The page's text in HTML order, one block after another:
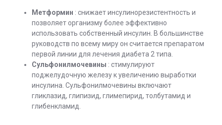
Метформин : снижает инсулинорезистентность и
позволяет организму более эффективно
использовать собственный инсулин. В большинстве
руководств по всему миру он считается препаратом
первой линии для лечения диабета 2 типа.
Сульфонилмочевины : стимулируют
поджелудочную железу к увеличению выработки
инсулина. Сульфонилмочевины включают
гликлазид, глипизид, глимепирид, толбутамид и
глибенкламид.